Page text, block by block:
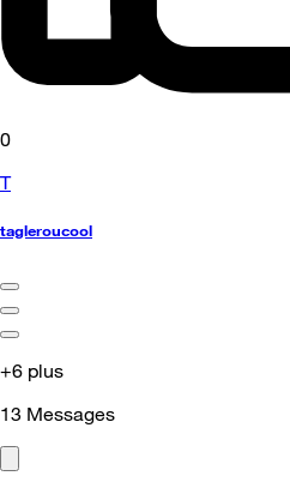
0
T
tagleroucool
+6 plus
13 Messages